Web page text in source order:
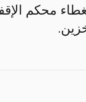
بغطاء محكم